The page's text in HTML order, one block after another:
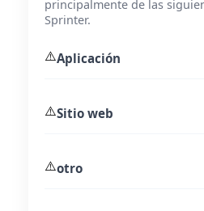
principalmente de las
Sprinter.
⚠️Aplicación
⚠️Sitio web
⚠️otro